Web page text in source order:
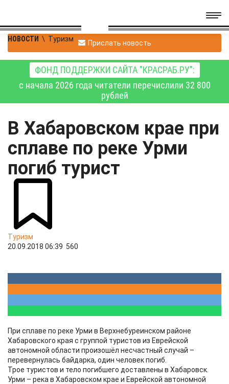
НОВОСТИ \ Туризм Прислать новость
ФОНД ПОДДЕРЖКИ САЙТА "КРАСРАБ.РУ":
с начала 2026 года читатели перечислили 32 800
рублей
В Хабаровском крае при
сплаве по реке Урми
погиб турист
Туризм
20.09.2018 06:39 560
При сплаве по реке Урми в Верхнебуреинском районе
Хабаровского края с группой туристов из Еврейской
автономной области произошёл несчастный случай –
перевернулась байдарка, один человек погиб.
Трое туристов и тело погибшего доставлены в Хабаровск.
Урми – река в Хабаровском крае и Еврейской автономной